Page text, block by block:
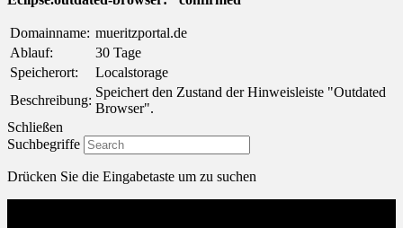
Domainname: mueritzportal.de
Ablauf:
30 Tage
Speicherort:
Localstorage
Beschreibung:
Speichert den Zustand der Hinweisleiste "Outdated
Browser".
Schließen
Suchbegriffe
Drücken Sie die Eingabetaste um zu suchen